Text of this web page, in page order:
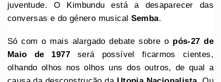
juventude. O Kimbundu está a desaparecer das
conversas e do género musical Semba.
Só com o mais alargado debate sobre o pós-27 de
Maio de 1977será possível ficarmos cientes,
olhando olhos nos olhos uns dos outros, de qual a